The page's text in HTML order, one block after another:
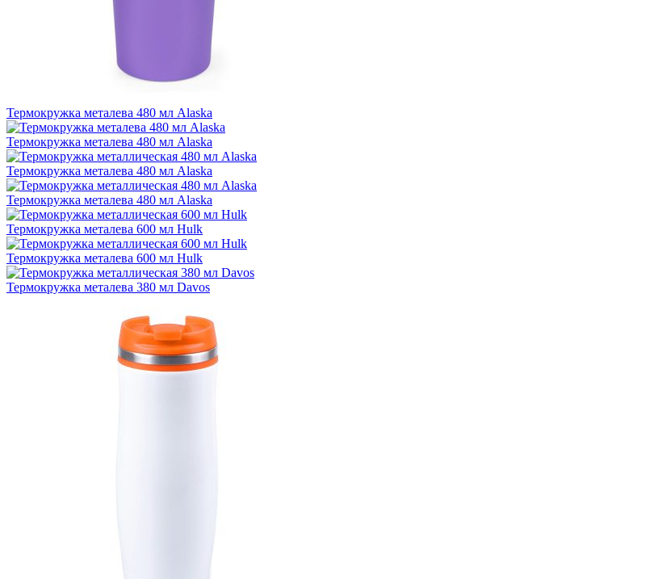
Термокружка металева 480 мл Alaska
Термокружка металева 480 мл Alaska
Термокружка металева 480 мл Alaska
Термокружка металева 480 мл Alaska
Термокружка металева 600 мл Hulk
Термокружка металева 600 мл Hulk
Термокружка металева 380 мл Davos